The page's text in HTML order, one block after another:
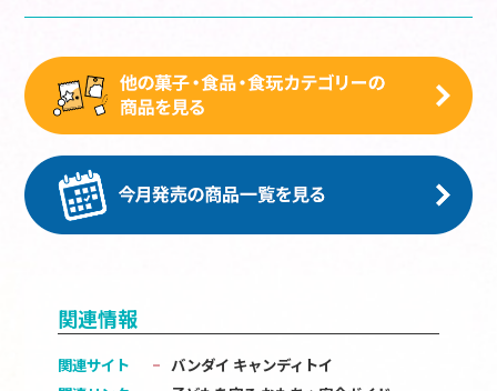
関連情報
関連サイト
バンダイ キャンディトイ